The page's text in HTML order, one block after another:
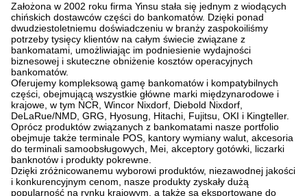
Założona w 2002 roku firma Yinsu stała się jednym z wiodących
chińskich dostawców części do bankomatów. Dzięki ponad
dwudziestoletniemu doświadczeniu w branży zaspokoiliśmy
potrzeby tysięcy klientów na całym świecie związane z
bankomatami, umożliwiając im podniesienie wydajności
biznesowej i skuteczne obniżenie kosztów operacyjnych
bankomatów.
Oferujemy kompleksową gamę bankomatów i kompatybilnych
części, obejmującą wszystkie główne marki międzynarodowe i
krajowe, w tym NCR, Wincor Nixdorf, Diebold Nixdorf,
DeLaRue/NMD, GRG, Hyosung, Hitachi, Fujitsu, OKI i Kingteller.
Oprócz produktów związanych z bankomatami nasze portfolio
obejmuje także terminale POS, kantory wymiany walut, akcesoria
do terminali samoobsługowych, Mei, akceptory gotówki, liczarki
banknotów i produkty pokrewne.
Dzięki zróżnicowanemu wyborowi produktów, niezawodnej jakości
i konkurencyjnym cenom, nasze produkty zyskały dużą
popularność na rynku krajowym, a także są eksportowane do